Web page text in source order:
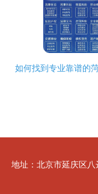
地址：北京市延庆区八